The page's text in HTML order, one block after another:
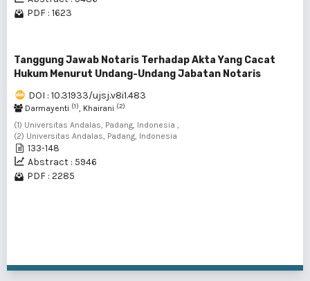
PDF : 1623
Tanggung Jawab Notaris Terhadap Akta Yang Cacat
Hukum Menurut Undang-Undang Jabatan Notaris
DOI : 10.31933/ujsj.v8i1.483
Darmayenti (1), Khairani (2)
(1) Universitas Andalas, Padang, Indonesia ,
(2) Universitas Andalas, Padang, Indonesia
133-148
Abstract : 5946
PDF : 2285